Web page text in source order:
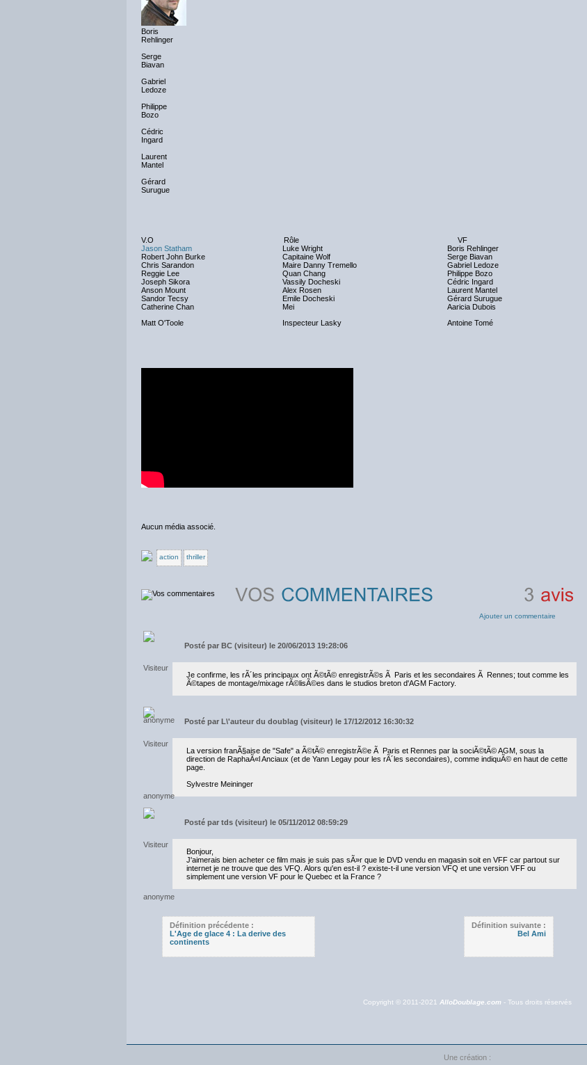
Boris
Rehlinger
Serge
Biavan
Gabriel
Ledoze
Philippe
Bozo
Cédric
Ingard
Laurent
Mantel
Gérard
Surugue
V.O Rôle
VF
Jason Statham
Luke Wright
Boris Rehlinger
Robert John Burke
Capitaine Wolf
Serge Biavan
Chris Sarandon
Maire Danny Tremello
Gabriel Ledoze
Reggie Lee
Quan Chang
Philippe Bozo
Joseph Sikora
Vassily Docheski
Cédric Ingard
Anson Mount
Alex Rosen
Laurent Mantel
Sandor Tecsy
Emile Docheski
Gérard Surugue
Catherine Chan
Mei
Aaricia Dubois
Matt O'Toole
Inspecteur Lasky Antoine Tomé
Aucun média associé.
action thriller
Ajouter un commentaire
Posté par BC (visiteur) le 20/06/2013 19:28:06
Je confirme, les rÃ´les principaux ont Ã©tÃ© enregistrÃ©s Ã Paris et les secondaires Ã Rennes; tout comme les
Ã©tapes de montage/mixage rÃ©lisÃ©es dans le studios breton d'AGM Factory.
Posté par L\'auteur du doublag (visiteur) le 17/12/2012 16:30:32
La version franÃ§aise de "Safe" a Ã©tÃ© enregistrÃ©e Ã Paris et Rennes par la sociÃ©tÃ© AGM, sous la
direction de RaphaÃ«l Anciaux (et de Yann Legay pour les rÃ´les secondaires), comme indiquÃ© en haut de cette
page.
Sylvestre Meininger
Posté par tds (visiteur) le 05/11/2012 08:59:29
Bonjour,
J'aimerais bien acheter ce film mais je suis pas sÃ»r que le DVD vendu en magasin soit en VFF car partout sur
internet je ne trouve que des VFQ. Alors qu'en est-il ? existe-t-il une version VFQ et une version VFF ou
simplement une version VF pour le Quebec et la France ?
Définition précédente :
L'Age de glace 4 : La derive des
continents
Définition suivante :
Bel Ami
Copyright © 2011-2021 AlloDoublage.com - Tous droits réservés
Une création :